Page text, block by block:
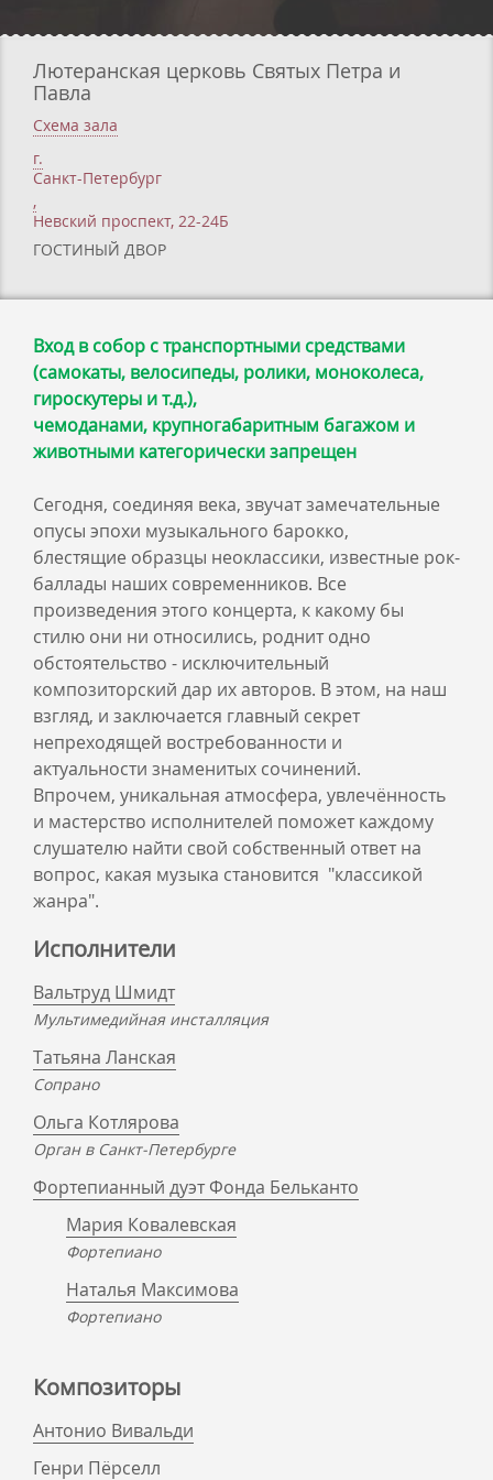
Лютеранская церковь Святых Петра и
Павла
Схема зала
г.
Санкт-Петербург
,
Невский проспект, 22-24Б
ГОСТИНЫЙ ДВОР
Вход в собор с транспортными средствами
(самокаты, велосипеды, ролики, моноколеса,
гироскутеры и т.д.),
чемоданами, крупногабаритным багажом и
животными категорически запрещен
Сегодня, соединяя века, звучат замечательные
опусы эпохи музыкального барокко,
блестящие образцы неоклассики, известные рок-
баллады наших современников. Все
произведения этого концерта, к какому бы
стилю они ни относились, роднит одно
обстоятельство - исключительный
композиторский дар их авторов. В этом, на наш
взгляд, и заключается главный секрет
непреходящей востребованности и
актуальности знаменитых сочинений.
Впрочем, уникальная атмосфера, увлечённость
и мастерство исполнителей поможет каждому
слушателю найти свой собственный ответ на
вопрос, какая музыка становится "классикой
жанра".
Исполнители
Вальтруд Шмидт
Мультимедийная инсталляция
Татьяна Ланская
Сопрано
Ольга Котлярова
Орган в Санкт-Петербурге
Фортепианный дуэт Фонда Бельканто
Мария Ковалевская
Фортепиано
Наталья Максимова
Фортепиано
Композиторы
Антонио Вивальди
Генри Пёрселл